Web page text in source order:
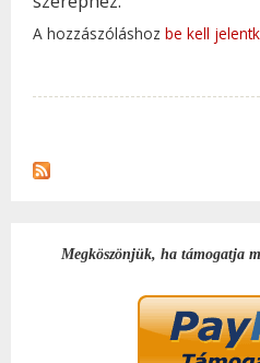
A hozzászóláshoz be kell
Megköszönjük, ha támogatja